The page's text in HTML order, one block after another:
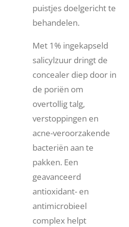
puistjes doelgericht te
behandelen.
Met 1% ingekapseld
salicylzuur dringt de
concealer diep door in
de poriën om
overtollig talg,
verstoppingen en
acne-veroorzakende
bacteriën aan te
pakken. Een
geavanceerd
antioxidant- en
antimicrobieel
complex helpt